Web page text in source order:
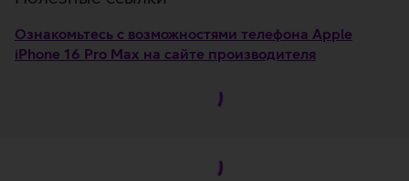
Ознакомьтесь с возможностями телефона Apple
iPhone 16 Pro Max на сайте производителя